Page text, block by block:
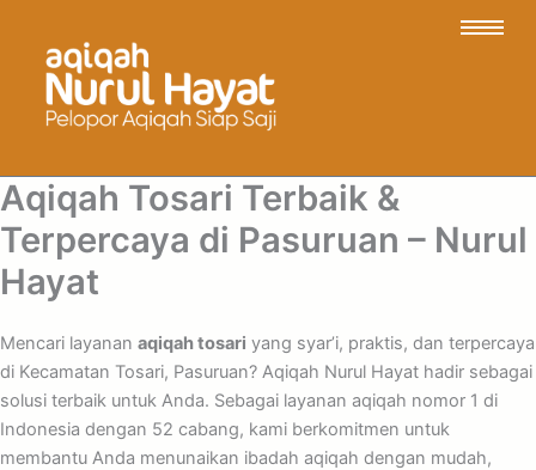
Aqiqah Tosari Terbaik &
Terpercaya di Pasuruan – Nurul
Hayat
Mencari layanan aqiqah tosari yang syar’i, praktis, dan terpercaya
di Kecamatan Tosari, Pasuruan? Aqiqah Nurul Hayat hadir sebagai
solusi terbaik untuk Anda. Sebagai layanan aqiqah nomor 1 di
Indonesia dengan 52 cabang, kami berkomitmen untuk
membantu Anda menunaikan ibadah aqiqah dengan mudah,